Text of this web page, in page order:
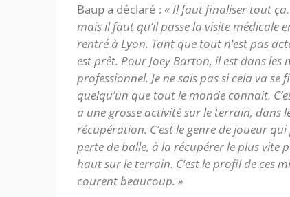
Baup a déclaré : « Il faut finaliser tout
mais il faut qu’il passe la visite médicale
rentré à Lyon. Tant que tout n’est pas
est prêt. Pour Joey Barton, il est dans les
professionnel. Je ne sais pas si cela va
quelqu’un que tout le monde connait.
a une grosse activité sur le terrain, dans
récupération. C’est le genre de joueur
perte de balle, à la récupérer le plus vite
haut sur le terrain. C’est le profil de ces
courent beaucoup. »